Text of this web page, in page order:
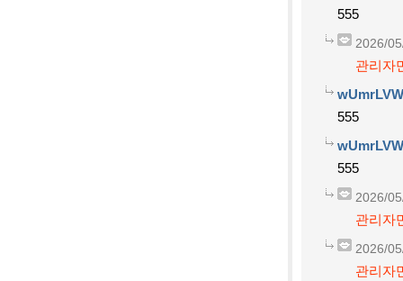
555
2026/
관리자
555
555
2026/
관리자
2026/
관리자